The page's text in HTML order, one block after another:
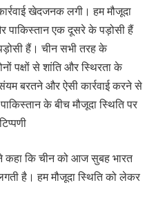
खेदजनक लगी। हम मौजूदा
पाकिस्तान एक दूसरे के पड़ोसी हैं
हैं। चीन सभी तरह के
पक्षों से शांति और स्थिरता के
बरतने और ऐसी कार्रवाई करने से
के बीच मौजूदा स्थिति पर
कहा कि चीन को आज सुबह भारत
है। हम मौजूदा स्थिति को लेकर